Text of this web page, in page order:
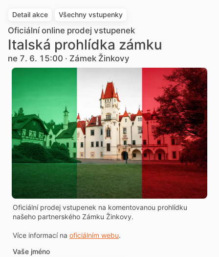
Detail akce Všechny vstupenky
Oficiální online prodej vstupenek
Italská prohlídka zámku
ne 7. 6. 15:00 · Zámek Žinkovy
Oficiální prodej vstupenek na komentovanou prohlídku
našeho partnerského Zámku Žinkovy.
Více informací na oficiálním webu.
Vaše jméno